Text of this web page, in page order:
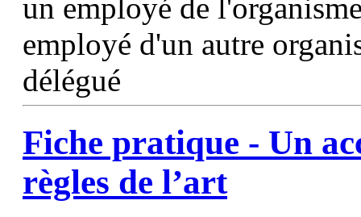
un employé de
employé d'un autre
délégué
Fiche pratique - Un
règles de l’art